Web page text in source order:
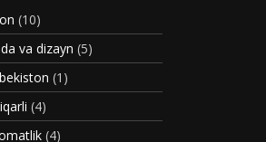
(10)
va dizayn (5)
(1)
(4)
(4)